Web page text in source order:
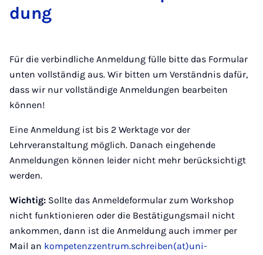
dung
Für die verbindliche Anmeldung fülle bitte das Formular
unten vollständig aus. Wir bitten um Verständnis dafür,
dass wir nur vollständige Anmeldungen bearbeiten
können!
Eine Anmeldung ist bis 2 Werktage vor der
Lehrveranstaltung möglich. Danach eingehende
Anmeldungen können leider nicht mehr berücksichtigt
werden.
Wichtig: Sollte das Anmeldeformular zum Workshop
nicht funktionieren oder die Bestätigungsmail nicht
ankommen, dann ist die Anmeldung auch immer per
Mail an kompetenzzentrum.schreiben(at)uni-